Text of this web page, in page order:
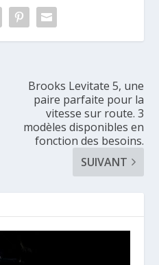
Brooks Levitate 5, une
paire parfaite pour la
vitesse sur route. 3
modèles disponibles en
fonction des besoins.
SUIVANT